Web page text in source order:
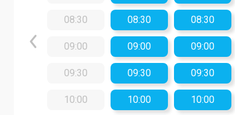
08:30
09:00
09:30
10:00
08:30
09:00
09:30
10:00
08:30
09:00
09:30
10:00